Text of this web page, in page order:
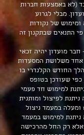
(לא באמצעות חברות
מבלי לגרוע
של נקודות
התנאים שבתקנון זה
חבר מועדון יהיה זכאי
אחד משלושת המסעדות
החודש הקלנדרי בו
שעודכן בטופס
למימוש חד פעמי
לפיצול ומותנית
בסך של 100 ₪ ומעלה במעמד ניצול
למימוש במעמד
אלא רק החל מהרכישה